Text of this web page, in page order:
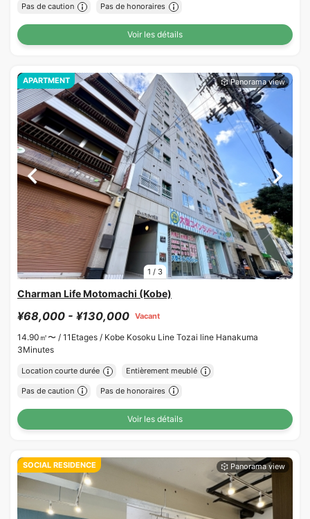
Pas de caution Pas de honoraires
Voir les détails
1 / 3
APARTMENT
Charman Life Motomachi (Kobe)
¥68,000 - ¥130,000 Vacant
14.90㎡〜 / 11Etages / Kobe Kosoku Line Tozai line Hanakuma
3Minutes
Location courte durée Entièrement meublé
Pas de caution Pas de honoraires
Voir les détails
SOCIAL RESIDENCE